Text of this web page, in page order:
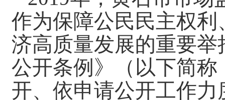
作为保障公民民主权
济高质量发展的重要
公开条例》（以下简
开、依申请公开工作